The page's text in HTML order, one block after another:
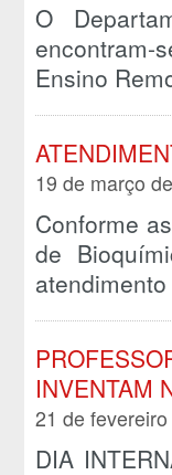
O
encontram-
Ensino
19 de março
Conforme
de
INVENTAM
21 de
DIA